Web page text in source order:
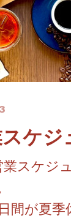
ケジ
スケジ
間が夏季